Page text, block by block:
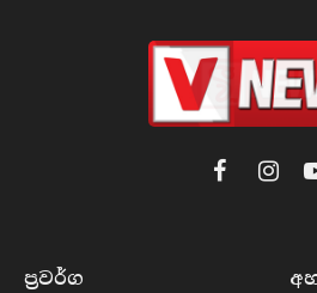
Facebook
ප්‍රවර්​ග